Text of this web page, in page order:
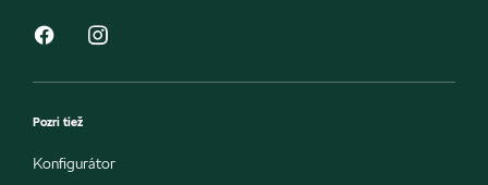
Pozri tiež
Konfigurátor